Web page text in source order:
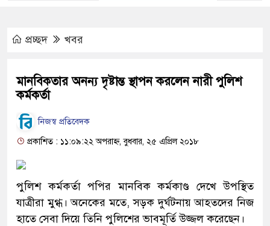
প্রচ্ছদ খবর
মানবিকতার অনন্য দৃষ্টান্ত স্থাপন করলেন নারী পুলিশ
কর্মকর্তা
নিজস্ব প্রতিবেদক
প্রকাশিত : ১১:০৯:২২ অপরাহ্ন, বুধবার, ২৫ এপ্রিল ২০১৮
পুলিশ কর্মকর্তা পপির মানবিক কর্মকাণ্ড দেখে উপস্থিত
যাত্রীরা মুগ্ধ। অনেকের মতে, সড়ক দুর্ঘটনায় আহতদের নিজ
হাতে সেবা দিয়ে তিনি পুলিশের ভাবমূর্তি উজ্জল করেছেন।